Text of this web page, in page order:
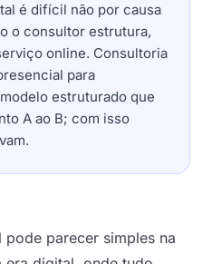
é difícil não por causa
o consultor estrutura,
online. Consultoria
para
estruturado que
A ao B; com isso
parecer simples na